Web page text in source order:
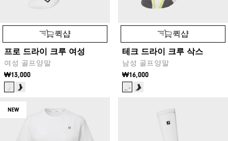
퀵샵
프로 드라이 크루 여성
여성 골프양말
₩13,000
퀵샵
테크 드라이 크루 삭스
남성 골프양말
₩16,000
NEW